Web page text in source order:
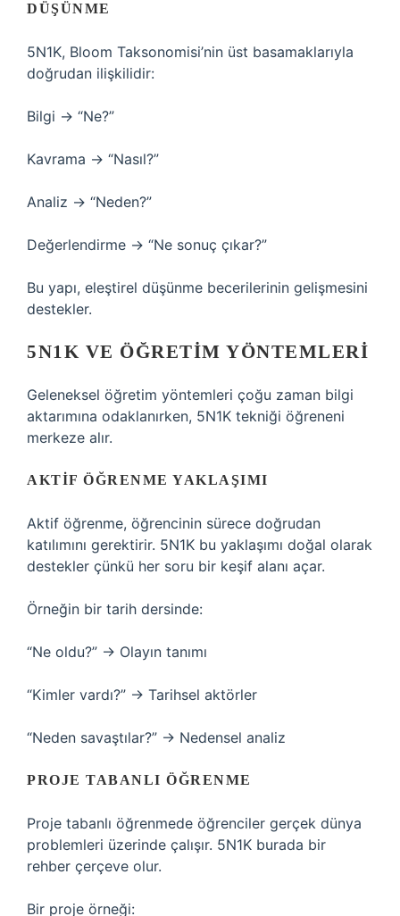
DÜŞÜNME
5N1K, Bloom Taksonomisi’nin üst basamaklarıyla
doğrudan ilişkilidir:
Bilgi → “Ne?”
Kavrama → “Nasıl?”
Analiz → “Neden?”
Değerlendirme → “Ne sonuç çıkar?”
Bu yapı, eleştirel düşünme becerilerinin gelişmesini
destekler.
5N1K VE ÖĞRETIM YÖNTEMLERI
Geleneksel öğretim yöntemleri çoğu zaman bilgi
aktarımına odaklanırken, 5N1K tekniği öğreneni
merkeze alır.
AKTIF ÖĞRENME YAKLAŞIMI
Aktif öğrenme, öğrencinin sürece doğrudan
katılımını gerektirir. 5N1K bu yaklaşımı doğal olarak
destekler çünkü her soru bir keşif alanı açar.
Örneğin bir tarih dersinde:
“Ne oldu?” → Olayın tanımı
“Kimler vardı?” → Tarihsel aktörler
“Neden savaştılar?” → Nedensel analiz
PROJE TABANLI ÖĞRENME
Proje tabanlı öğrenmede öğrenciler gerçek dünya
problemleri üzerinde çalışır. 5N1K burada bir
rehber çerçeve olur.
Bir proje örneği: